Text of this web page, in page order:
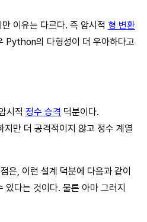
이유는 다르다. 즉 암시적 형 변환
Python의 다형성이 더 우아하다고
시적 정수 승격 덕분이다.
만 더 공격적이지 않고 정수 계열
은, 이런 설계 덕분에 다음과 같이
다는 것이다. 물론 아마 그러지